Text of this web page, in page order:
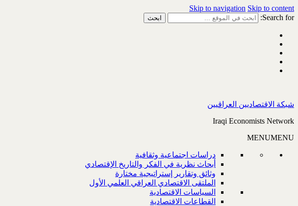
Skip to navigation Skip to content
Search for:
شبكة الاقتصاديين العراقيين
Iraqi Economists Network
MENUMENU
دراسات اجتماعية وثقافية
أبحاث نظرية في الفكر والتاريخ الإقتصادي
وثائق وتقارير إستراتيجية مختارة
الملتقى الاقتصادي العراقي العلمي الأول
السياسات الاقتصادية
القطاعات الاقتصادية